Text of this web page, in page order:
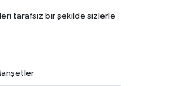
tarafsız bir şekilde sizlerle